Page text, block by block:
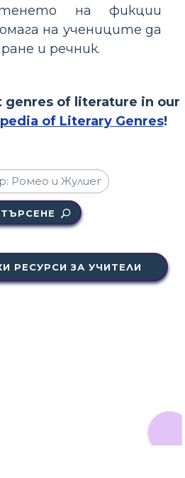
на фикции
на учениците да
и речник.
genres of literature in our
of Literary Genres!
ТЪРСЕНЕ
РЕСУРСИ ЗА УЧИТЕЛИ